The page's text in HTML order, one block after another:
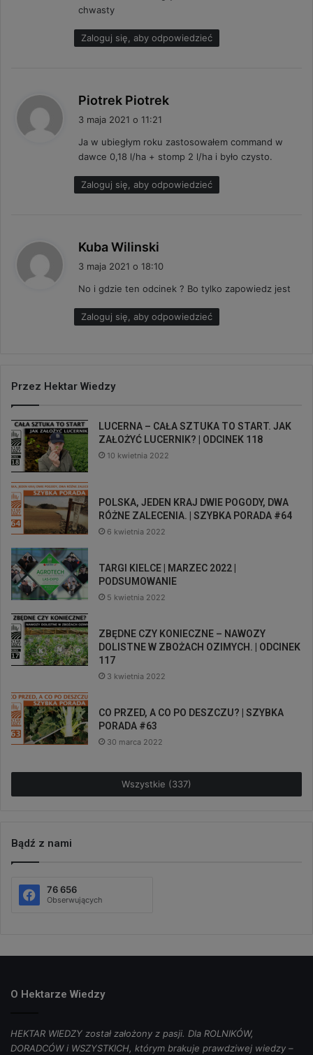
:
chwasty
Zaloguj się, aby odpowiedzieć
Piotrek Piotrek
z
e
:
3 maja 2021 o 11:21
Ja w ubiegłym roku zastosowałem command w
dawce 0,18 l/ha + stomp 2 l/ha i było czysto.
Zaloguj się, aby odpowiedzieć
Kuba Wilinski
i
z
e
:
3 maja 2021 o 18:10
No i gdzie ten odcinek ? Bo tylko zapowiedz jest
Zaloguj się, aby odpowiedzieć
Przez Hektar Wiedzy
LUCERNA – CAŁA SZTUKA TO START. JAK
ZAŁOŻYĆ LUCERNIK? | ODCINEK 118
10 kwietnia 2022
POLSKA, JEDEN KRAJ DWIE POGODY, DWA
RÓŻNE ZALECENIA. | SZYBKA PORADA #64
6 kwietnia 2022
TARGI KIELCE | MARZEC 2022 |
PODSUMOWANIE
5 kwietnia 2022
ZBĘDNE CZY KONIECZNE – NAWOZY
DOLISTNE W ZBOŻACH OZIMYCH. | ODCINEK
117
3 kwietnia 2022
CO PRZED, A CO PO DESZCZU? | SZYBKA
PORADA #63
30 marca 2022
Wszystkie (337)
Bądź z nami
76 656
Obserwujących
O Hektarze Wiedzy
HEKTAR WIEDZY został założony z pasji. Dla ROLNIKÓW,
DORADCÓW i WSZYSTKICH, którym brakuje prawdziwej wiedzy –